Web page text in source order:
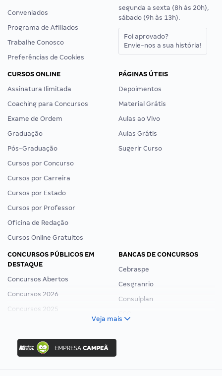
Conveniados
Programa de Afiliados
Trabalhe Conosco
Preferências de Cookies
segunda a sexta (8h às 20h),
sábado (9h às 13h).
Foi aprovado?
Envie-nos a sua história!
CURSOS ONLINE
Assinatura Ilimitada
Coaching para Concursos
Exame de Ordem
Graduação
Pós-Graduação
Cursos por Concurso
Cursos por Carreira
Cursos por Estado
Cursos por Professor
Oficina de Redação
Cursos Online Gratuitos
PÁGINAS ÚTEIS
Depoimentos
Material Grátis
Aulas ao Vivo
Aulas Grátis
Sugerir Curso
CONCURSOS PÚBLICOS EM
DESTAQUE
Concursos Abertos
Concursos 2026
Concursos 2025
Concurso Ibama
Concurso MPU
Editais publicados
BANCAS DE CONCURSOS
Cebraspe
Cesgranrio
Consulplan
Veja mais